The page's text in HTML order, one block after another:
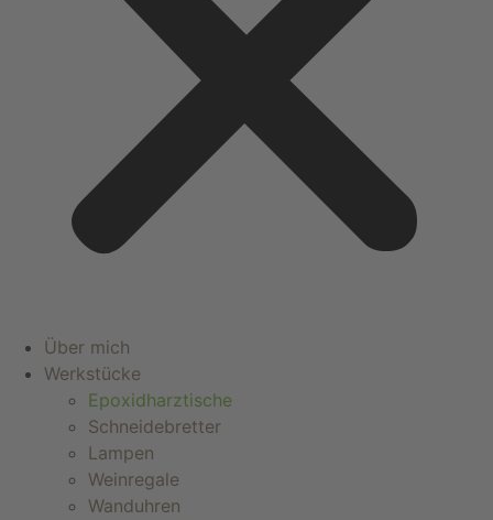
Über mich
Werkstücke
Epoxidharztische
Schneidebretter
Lampen
Weinregale
Wanduhren